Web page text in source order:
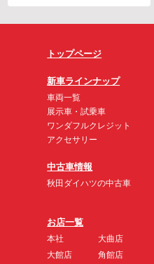
トップページ
新車ラインナップ
車両一覧
展示車・試乗車
ワンダフルクレジット
アクセサリー
中古車情報
秋田ダイハツの中古車
お店一覧
本社
大館店
大曲店
角館店